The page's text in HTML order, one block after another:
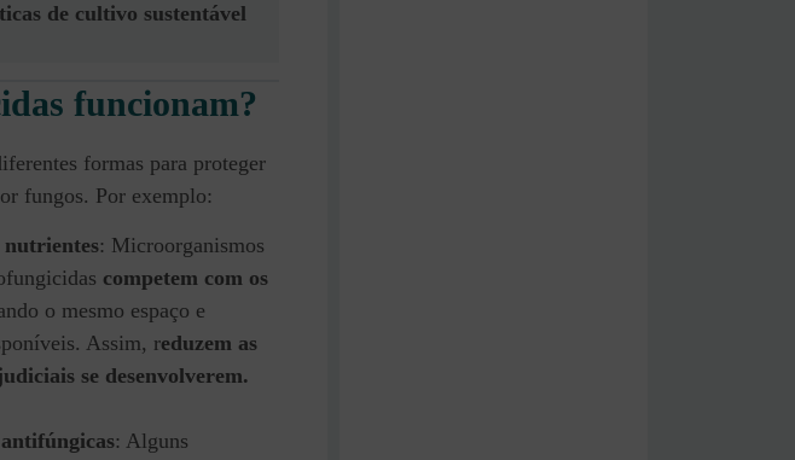
de cultivo sustentável
funcionam?
formas para proteger
fungos. Por exemplo:
nutrientes: Microorganismos
competem com os
o mesmo espaço e
Assim, reduzem as
se desenvolverem.
: Alguns